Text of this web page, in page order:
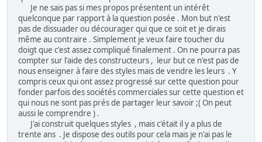
Je ne sais pas si mes propos présentent un intérêt
quelconque par rapport à la question posée . Mon but n'est
pas de dissuader ou décourager qui que ce soit et je dirais
même au contraire . Simplement je veux faire toucher du
doigt que c'est assez compliqué finalement . On ne pourra pas
compter sur l'aide des constructeurs , leur but ce n'est pas de
nous enseigner à faire des styles mais de vendre les leurs . Y
compris ceux qui ont assez progressé sur cette question pour
fonder parfois des sociétés commerciales sur cette question et
qui nous ne sont pas prés de partager leur savoir ;( On peut
aussi le comprendre ) .
J'ai construit quelques styles , mais c'était il y a plus de
trente ans . Je dispose des outils pour cela mais je n'ai pas le